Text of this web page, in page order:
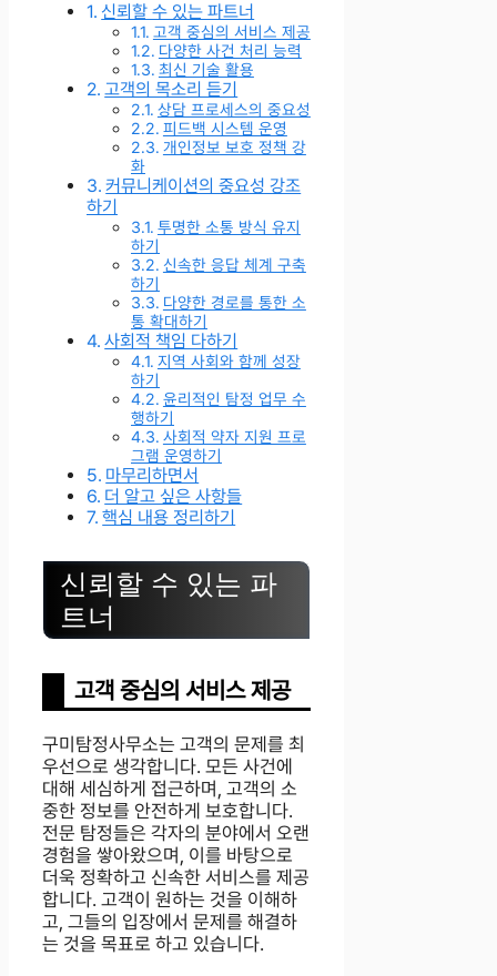
신뢰할 수 있는 파트너
고객 중심의 서비스 제공
다양한 사건 처리 능력
최신 기술 활용
고객의 목소리 듣기
상담 프로세스의 중요성
피드백 시스템 운영
개인정보 보호 정책 강
화
커뮤니케이션의 중요성 강조
하기
투명한 소통 방식 유지
하기
신속한 응답 체계 구축
하기
다양한 경로를 통한 소
통 확대하기
사회적 책임 다하기
지역 사회와 함께 성장
하기
윤리적인 탐정 업무 수
행하기
사회적 약자 지원 프로
그램 운영하기
마무리하면서
더 알고 싶은 사항들
핵심 내용 정리하기
신뢰할 수 있는 파
트너
고객 중심의 서비스 제공
구미탐정사무소는 고객의 문제를 최
우선으로 생각합니다. 모든 사건에
대해 세심하게 접근하며, 고객의 소
중한 정보를 안전하게 보호합니다.
전문 탐정들은 각자의 분야에서 오랜
경험을 쌓아왔으며, 이를 바탕으로
더욱 정확하고 신속한 서비스를 제공
합니다. 고객이 원하는 것을 이해하
고, 그들의 입장에서 문제를 해결하
는 것을 목표로 하고 있습니다.